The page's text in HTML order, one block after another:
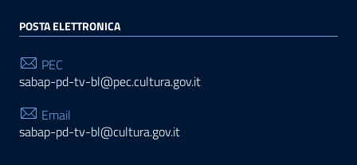
POSTA ELETTRONICA
PEC
sabap-pd-tv-bl@pec.cultura.gov.it
Email
sabap-pd-tv-bl@cultura.gov.it